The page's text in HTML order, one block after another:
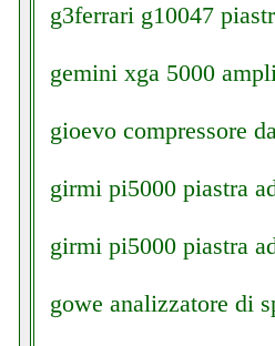
g3ferrari g10047
gemini xga 5000
gioevo compressore
girmi pi5000 piastra
girmi pi5000 piastra
gowe analizzatore di